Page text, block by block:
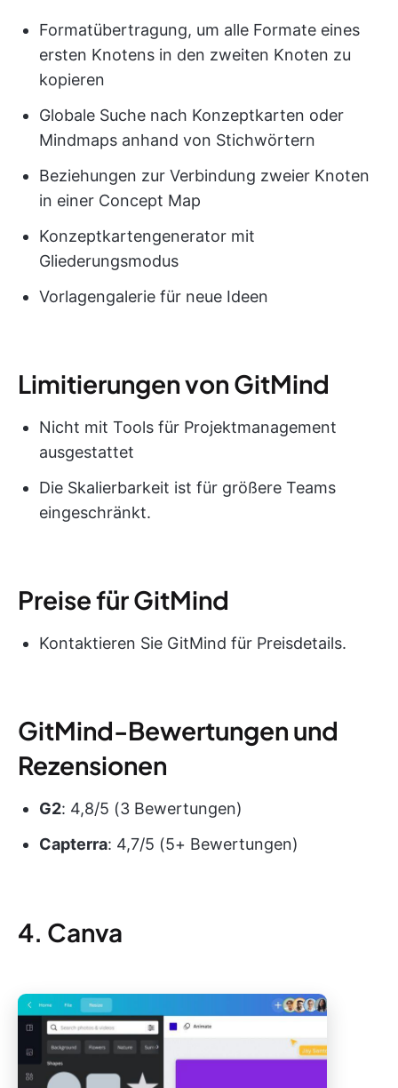
Formatübertragung, um alle Formate eines
ersten Knotens in den zweiten Knoten zu
kopieren
Globale Suche nach Konzeptkarten oder
Mindmaps anhand von Stichwörtern
Beziehungen zur Verbindung zweier Knoten
in einer Concept Map
Konzeptkartengenerator mit
Gliederungsmodus
Vorlagengalerie für neue Ideen
Limitierungen von GitMind
Nicht mit Tools für Projektmanagement
ausgestattet
Die Skalierbarkeit ist für größere Teams
eingeschränkt.
Preise für GitMind
Kontaktieren Sie GitMind für Preisdetails.
GitMind-Bewertungen und
Rezensionen
G2: 4,8/5 (3 Bewertungen)
Capterra: 4,7/5 (5+ Bewertungen)
4. Canva